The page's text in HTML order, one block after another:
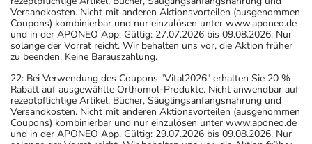
Versandkosten. Nicht mit anderen Aktionsvorteilen (ausgenommen
Coupons) kombinierbar und nur einzulösen unter www.aponeo.de
und in der APONEO App. Gültig: 27.07.2026 bis 09.08.2026. Nur
solange der Vorrat reicht. Wir behalten uns vor, die Aktion früher
zu beenden. Keine Barauszahlung.
22: Bei Verwendung des Coupons "Vital2026" erhalten Sie 20 %
Rabatt auf ausgewählte Orthomol-Produkte. Nicht anwendbar auf
rezeptpflichtige Artikel, Bücher, Säuglingsanfangsnahrung und
Versandkosten. Nicht mit anderen Aktionsvorteilen (ausgenommen
Coupons) kombinierbar und nur einzulösen unter www.aponeo.de
und in der APONEO App. Gültig: 29.07.2026 bis 09.08.2026. Nur